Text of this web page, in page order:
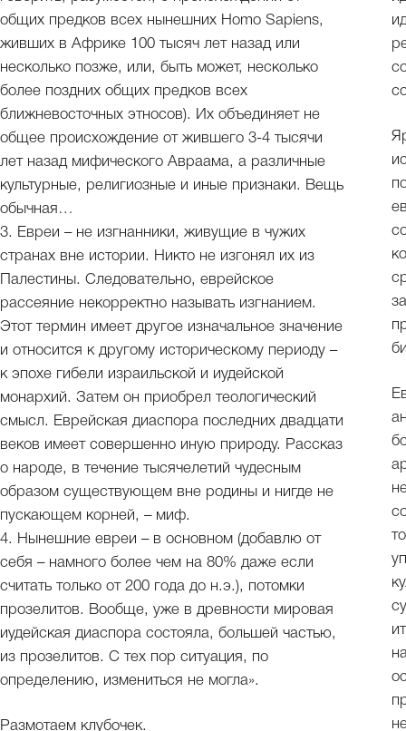
общих предков всех нынешних Homo Sapiens,
живших в Африке 100 тысяч лет назад или
несколько позже, или, быть может, несколько
более поздних общих предков всех
ближневосточных этносов). Их объединяет не
общее происхождение от жившего 3-4 тысячи
лет назад мифического Авраама, а различные
культурные, религиозные и иные признаки. Вещь
обычная…
3. Евреи – не изгнанники, живущие в чужих
странах вне истории. Никто не изгонял их из
Палестины. Следовательно, еврейское
рассеяние некорректно называть изгнанием.
Этот термин имеет другое изначальное значение
и относится к другому историческому периоду –
к эпохе гибели израильской и иудейской
монархий. Затем он приобрел теологический
смысл. Еврейская диаспора последних двадцати
веков имеет совершенно иную природу. Рассказ
о народе, в течение тысячелетий чудесным
образом существующем вне родины и нигде не
пускающем корней, – миф.
4. Нынешние евреи – в основном (добавлю от
себя – намного более чем на 80% даже если
считать только от 200 года до н.э.), потомки
прозелитов. Вообще, уже в древности мировая
иудейская диаспора состояла, большей частью,
из прозелитов. С тех пор ситуация, по
определению, измениться не могла».
Размотаем клубочек.